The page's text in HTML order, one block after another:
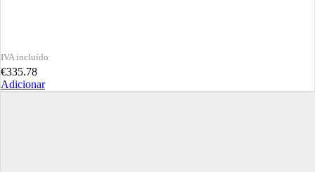
€335.78
Adicionar